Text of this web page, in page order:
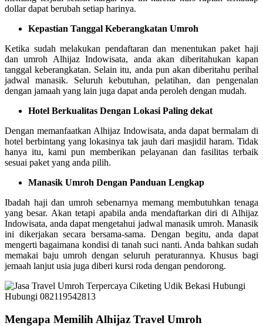
dollar dapat berubah setiap harinya.
Kepastian Tanggal Keberangkatan Umroh
Ketika sudah melakukan pendaftaran dan menentukan paket haji
dan umroh Alhijaz Indowisata, anda akan diberitahukan kapan
tanggal keberangkatan. Selain itu, anda pun akan diberitahu perihal
jadwal manasik. Seluruh kebutuhan, pelatihan, dan pengenalan
dengan jamaah yang lain juga dapat anda peroleh dengan mudah.
Hotel Berkualitas Dengan Lokasi Paling dekat
Dengan memanfaatkan Alhijaz Indowisata, anda dapat bermalam di
hotel berbintang yang lokasinya tak jauh dari masjidil haram. Tidak
hanya itu, kami pun memberikan pelayanan dan fasilitas terbaik
sesuai paket yang anda pilih.
Manasik Umroh Dengan Panduan Lengkap
Ibadah haji dan umroh sebenarnya memang membutuhkan tenaga
yang besar. Akan tetapi apabila anda mendaftarkan diri di Alhijaz
Indowisata, anda dapat mengetahui jadwal manasik umroh. Manasik
ini dikerjakan secara bersama-sama. Dengan begitu, anda dapat
mengerti bagaimana kondisi di tanah suci nanti. Anda bahkan sudah
memakai baju umroh dengan seluruh peraturannya. Khusus bagi
jemaah lanjut usia juga diberi kursi roda dengan pendorong.
Mengapa Memilih Alhijaz Travel Umroh